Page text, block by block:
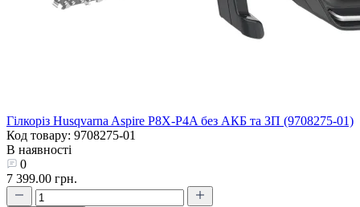
Гілкоріз Husqvarna Aspire P8X-P4A без АКБ та ЗП (9708275-01)
Код товару: 9708275-01
В наявності
0
7 399.00 грн.